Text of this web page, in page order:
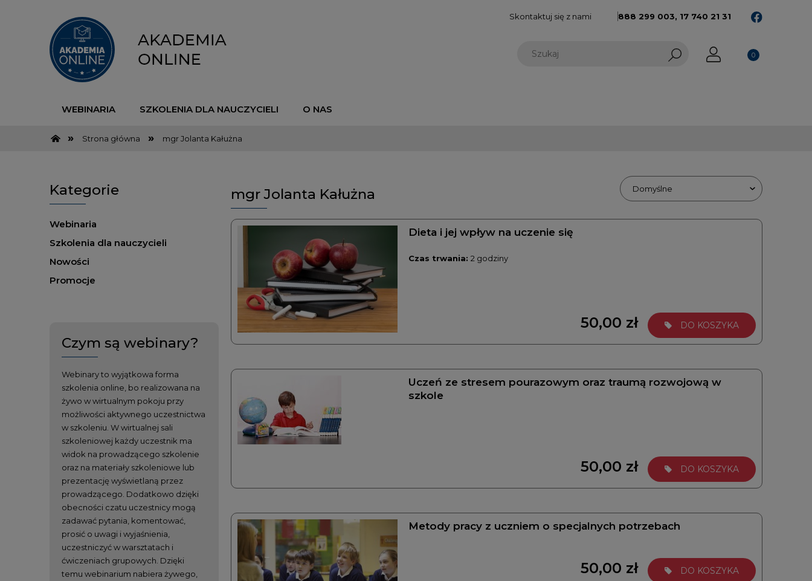
Skontaktuj się z nami 888 299 003, 17 740 21 31
WEBINARIA SZKOLENIA DLA NAUCZYCIELI O NAS
» Strona główna » mgr Jolanta Kałużna
Kategorie
Webinaria
Szkolenia dla nauczycieli
Nowości
Promocje
Czym są webinary?
Webinary to wyjątkowa forma
szkolenia online, bo realizowana na
żywo w wirtualnym pokoju przy
możliwości aktywnego uczestnictwa
w szkoleniu. W wirtualnej sali
szkoleniowej każdy uczestnik ma
widok na prowadzącego szkolenie
oraz na materiały szkoleniowe lub
prezentację wyświetlaną przez
prowadzącego. Dodatkowo dzięki
obecności czatu uczestnicy mogą
zadawać pytania, komentować,
prosić o uwagi i wyjaśnienia,
uczestniczyć w warsztatach i
ćwiczeniach grupowych. Dzięki
temu webinarium nabiera żywego,
mgr Jolanta Kałużna
Dieta i jej wpływ na uczenie się
Czas trwania:2 godziny
50,00 zł DO KOSZYKA
Uczeń ze stresem pourazowym oraz traumą rozwojową w
szkole
50,00 zł DO KOSZYKA
Metody pracy z uczniem o specjalnych potrzebach
50,00 zł DO KOSZYKA